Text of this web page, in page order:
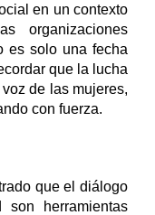
en un contexto
organizaciones
es solo una fecha
que la lucha
de las mujeres,
con fuerza.
que el diálogo
herramientas